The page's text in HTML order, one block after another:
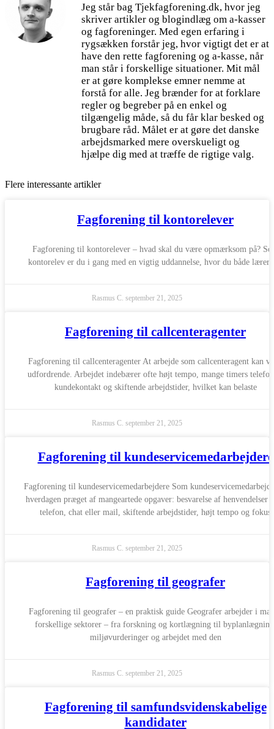
Jeg står bag Tjekfagforening.dk, hvor jeg
skriver artikler og blogindlæg om a-kasser
og fagforeninger. Med egen erfaring i
rygsækken forstår jeg, hvor vigtigt det er at
have den rette fagforening og a-kasse, når
man står i forskellige situationer. Mit mål
er at gøre komplekse emner nemme at
forstå for alle. Jeg brænder for at forklare
regler og begreber på en enkel og
tilgængelig måde, så du får klar besked og
brugbare råd. Målet er at gøre det danske
arbejdsmarked mere overskueligt og
hjælpe dig med at træffe de rigtige valg.
Flere interessante artikler
Fagforening til kontorelever
Fagforening til kontorelever – hvad skal du være opmærksom på?
kontorelev er du i gang med en vigtig uddannelse, hvor du både lærer
Rasmus C. september 21, 2025
Fagforening til callcenteragenter
Fagforening til callcenteragenter At arbejde som callcenteragent kan
udfordrende. Arbejdet indebærer ofte højt tempo, mange timers
kundekontakt og skiftende arbejdstider, hvilket kan belaste
Rasmus C. september 21, 2025
Fagforening til kundeservicemedarbejdere
Fagforening til kundeservicemedarbejdere Som
hverdagen præget af mangeartede opgaver: besvarelse af henvendelser
telefon, chat eller mail, skiftende arbejdstider, højt tempo og fokus
Rasmus C. september 21, 2025
Fagforening til geografer
Fagforening til geografer – en praktisk guide Geografer arbejder i
forskellige sektorer – fra forskning og kortlægning til
miljøvurderinger og arbejdet med den
Rasmus C. september 21, 2025
Fagforening til samfundsvidenskabelige
kandidater